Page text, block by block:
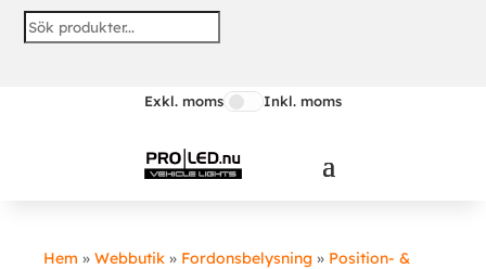
Exkl. moms Inkl. moms
Hem » Webbutik » Fordonsbelysning » Position- &